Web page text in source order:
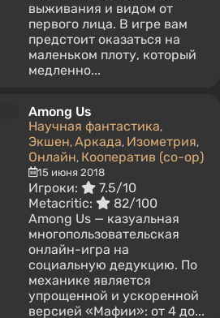
выживания и видом от
первого лица. В игре вам
предстоит оказаться на
маленьком плоту, который
медленно...
Among Us
Научная фантастика,
Экшен, Аркада, Изометрия,
Онлайн, Кооператив (co-op)
15 июня 2018
Игроки:
7.5/10
Metacritic:
82/100
Among Us — казуальная
многопользовательская
онлайн-игра на
социальную дедукцию. По
механике является
упрощенной и ускоренной
версией «Мафии»: от 4 до...